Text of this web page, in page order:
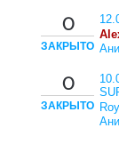
0
ЗАКРЫТО
0
ЗАКРЫТО